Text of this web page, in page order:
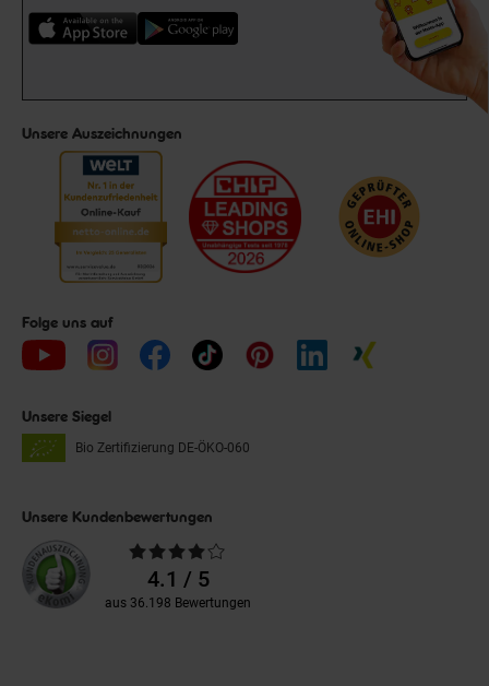
Unsere Auszeichnungen
Folge uns auf
Unsere Siegel
Bio Zertifizierung DE-ÖKO-060
Unsere Kundenbewertungen
Durchschnittliche
Bewertungen4.1 / 5
aus 36.198 Bewertungen